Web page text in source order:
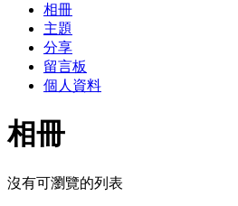
相冊
主題
分享
留言板
個人資料
相冊
沒有可瀏覽的列表